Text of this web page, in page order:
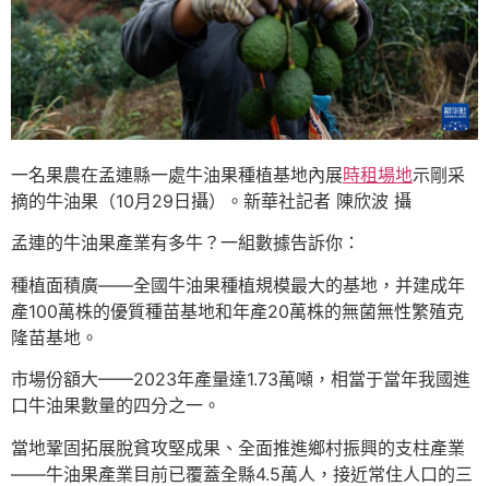
一名果農在孟連縣一處牛油果種植基地內展時租場地示剛采
摘的牛油果（10月29日攝）。新華社記者 陳欣波 攝
孟連的牛油果產業有多牛？一組數據告訴你：
種植面積廣——全國牛油果種植規模最大的基地，并建成年
產100萬株的優質種苗基地和年產20萬株的無菌無性繁殖克
隆苗基地。
市場份額大——2023年產量達1.73萬噸，相當于當年我國進
口牛油果數量的四分之一。
當地鞏固拓展脫貧攻堅成果、全面推進鄉村振興的支柱產業
——牛油果產業目前已覆蓋全縣4.5萬人，接近常住人口的三